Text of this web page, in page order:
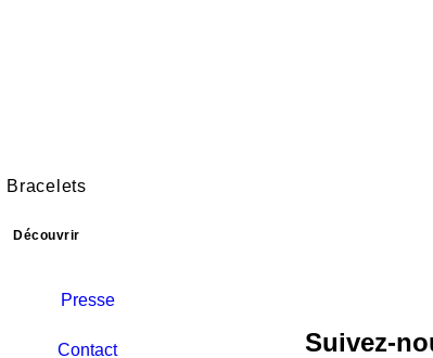
Bracelets
Découvrir
Presse
Contact Suivez-